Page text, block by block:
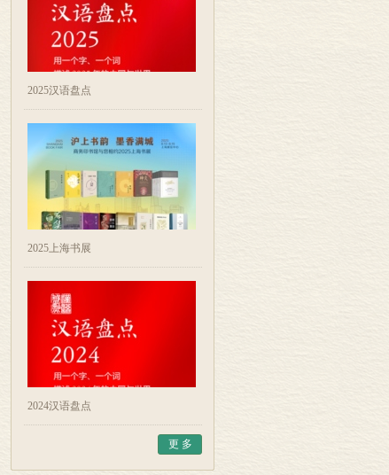
2025汉语盘点
2025上海书展
2024汉语盘点
更 多